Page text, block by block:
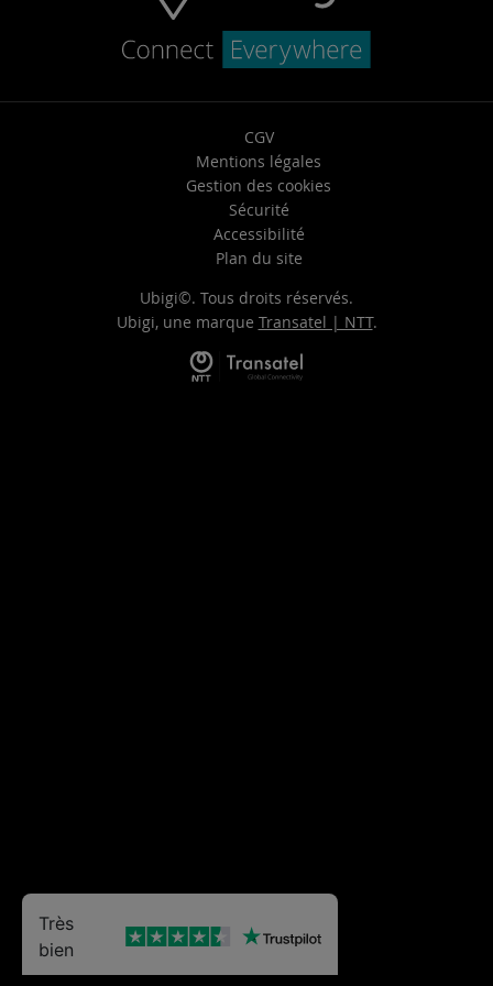
CGV
Mentions légales
Gestion des cookies
Sécurité
Accessibilité
Plan du site
Ubigi©. Tous droits réservés.
Ubigi, une marque Transatel | NTT.
Très
bien